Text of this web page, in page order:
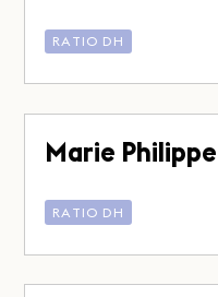
RATIO DH
Marie Philippe
RATIO DH